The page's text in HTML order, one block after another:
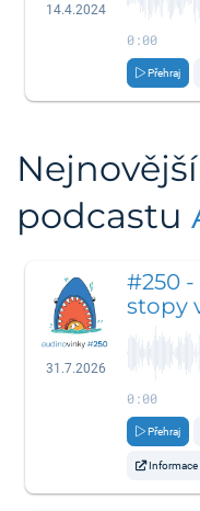
14.4.2024
0:00
Přehraj
podcastu
31.7.2026
#250 -
stopy
0:00
Přehraj
Informace